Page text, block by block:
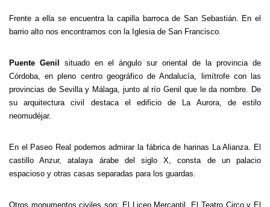
Frente a ella se encuentra la capilla barroca de San Sebastián. En el
barrio alto nos encontramos con la Iglesia de San Francisco.
Puente Genil
situado en el ángulo sur oriental de la provincia de
Córdoba, en pleno centro geográfico de Andalucía, limítrofe con las
provincias de Sevilla y Málaga, junto al río Genil que le da nombre. De
su arquitectura civil destaca el edificio de La Aurora, de estilo
neomudéjar.
En el Paseo Real podemos admirar la fábrica de harinas La Alianza. El
castillo Anzur, atalaya árabe del siglo X, consta de un palacio
espacioso y otras casas separadas para los guardas.
Otros monumentos civiles son: El Liceo Mercantil, El Teatro Circo y El